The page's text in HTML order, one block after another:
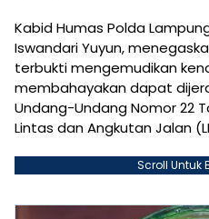
Kabid Humas Polda
Iswandari Yuyun,
terbukti mengemudikan
membahayakan dapat
Undang-Undang Nomor 22
Lintas dan Angkutan Jalan
Scroll Untuk